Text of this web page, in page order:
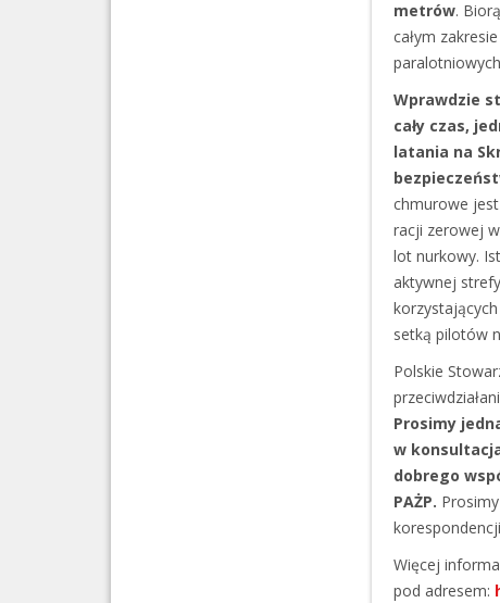
metrów.
całym
Wprawdzie
cały czas,
latania na
chmurowe
racji zerowej
lot nurkowy.
aktywnej
setką pilotów
Polskie
Prosimy
w
dobrego
PAŻP.
Więcej
pod adresem: